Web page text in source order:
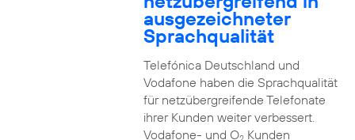
ausgezeichneter
Sprachqualität
Telefónica Deutschland und
Vodafone haben die Sprachqualität
für netzübergreifende Telefonate
ihrer Kunden weiter verbessert.
Vodafone- und O Kunden